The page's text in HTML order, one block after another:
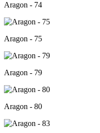
Aragon - 74
Aragon - 75
Aragon - 79
Aragon - 80